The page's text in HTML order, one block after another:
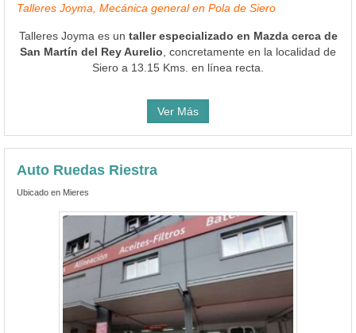
Talleres Joyma, Mecánica general en Pola de Siero
Talleres Joyma es un taller especializado en Mazda cerca de
San Martín del Rey Aurelio , concretamente en la localidad de
Siero a 13.15 Kms. en línea recta.
Ver Más
Auto Ruedas Riestra
Ubicado en Mieres